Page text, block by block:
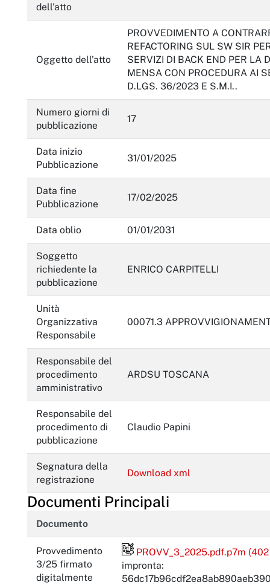
Altri contenuti
Attuazione misure PNRR
dell'atto
Oggetto dell'atto
PROVVEDIMENTO A
REFACTORING SUL SW SIR
SERVIZI DI BACK END PER LA
MENSA CON PROCEDURA AI
D.LGS. 36/2023 E S.M.I..
Numero giorni di
pubblicazione
17
Data inizio
Pubblicazione
31/01/2025
Data fine
Pubblicazione
17/02/2025
Data oblio 01/01/2031
Soggetto
richiedente la
pubblicazione
ENRICO CARPITELLI
Unità
Organizzativa
Responsabile
00071.3
Responsabile del
procedimento
amministrativo
ARDSU TOSCANA
Responsabile del
procedimento di
pubblicazione
Claudio Papini
Segnatura della
registrazione
Download xml
Documenti Principali
Documento
Provvedimento
3/25 firmato
digitalmente
File firmato digitalmente
PROVV_3_2025.pdf.p7m
impronta: